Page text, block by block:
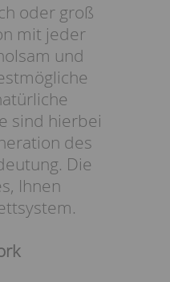
oder groß
mit jeder
und
sind hierbei
des
Die
Ihnen